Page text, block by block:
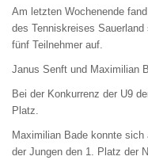
Am letzten Wochenende
des Tenniskreises
fünf Teilnehmer auf.
Janus Senft und Maximilian
Bei der Konkurrenz der U9
Platz.
Maximilian Bade konnte sich
der Jungen den 1. Platz der